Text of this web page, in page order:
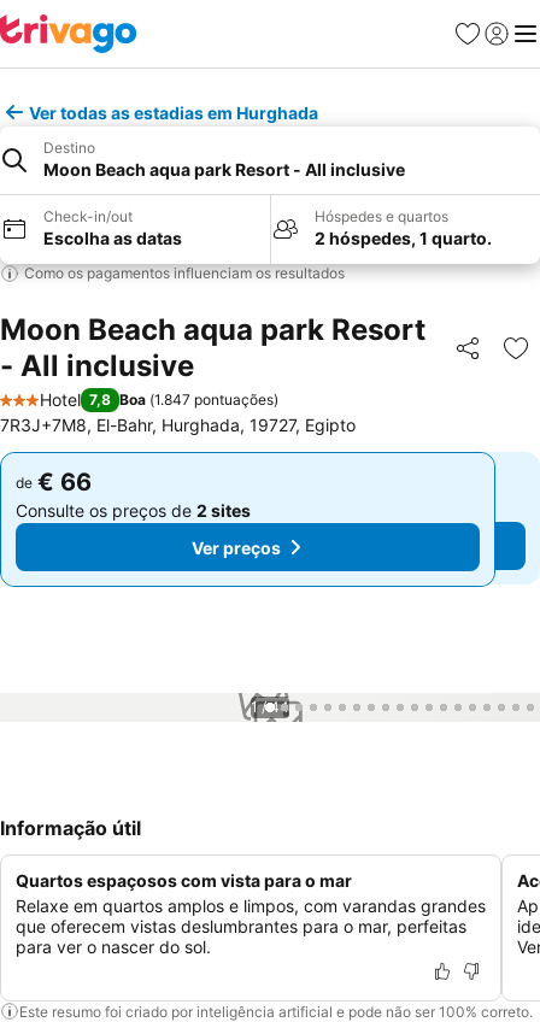
Favoritos
Iniciar
Ver todas as estadias em Hurghada
Destino
Moon Beach aqua park Resort - All inclusive
Check-in/out
Escolha as datas
Hóspedes e quartos
2 hóspedes, 1 quarto.
Como os pagamentos influenciam os resultados
Moon Beach aqua park Resort
- All inclusive
Partilhar
3 Estrelas
Hotel 7,8 Boa (1.847 pontuações)
7R3J+7M8, El-Bahr, Hurghada, 19727, Egipto
de € 66
Consulte os preços de 2 sites
Ver preços
de € 66
Consulte os preços de 2 sites
Ver preços
1 / 44
Informação útil
Quartos espaçosos com vista para o mar
Relaxe em quartos amplos e limpos, com varandas grandes
que oferecem vistas deslumbrantes para o mar, perfeitas
para ver o nascer do sol.
Este resumo foi criado por inteligência artificial e pode não ser 100% correto.